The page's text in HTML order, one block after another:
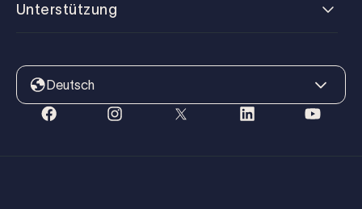
Unterstützung
Deutsch